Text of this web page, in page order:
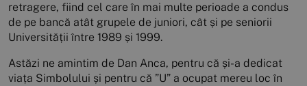
retragere, fiind cel care în mai multe perioade a condus
de pe bancă atât grupele de juniori, cât și pe seniorii
Universității între 1989 și 1999.
Astăzi ne amintim de Dan Anca, pentru că și-a dedicat
viața Simbolului și pentru că ”U” a ocupat mereu loc în